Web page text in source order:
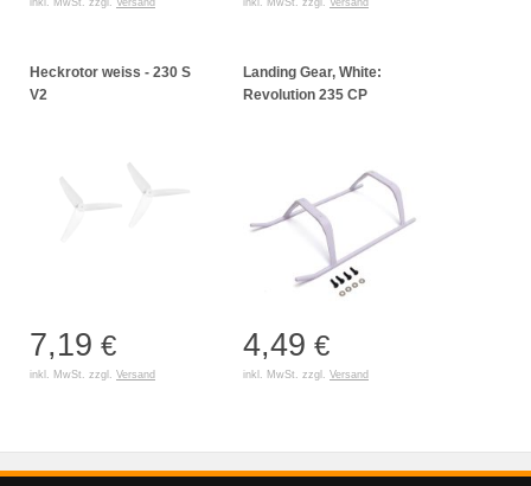
inkl. MwSt. zzgl. Versand inkl. MwSt. zzgl. Versand
Heckrotor weiss - 230 S
V2
7,19 €
inkl. MwSt. zzgl. Versand
Landing Gear, White:
Revolution 235 CP
4,49 €
inkl. MwSt. zzgl. Versand